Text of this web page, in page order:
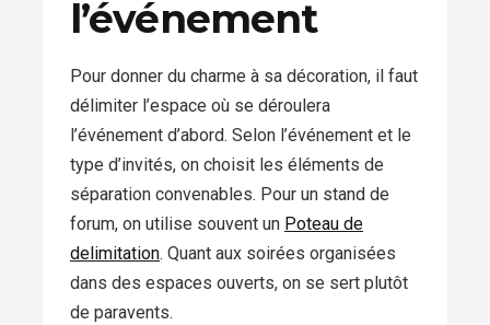
l’événement
Pour donner du charme à sa décoration, il faut
délimiter l’espace où se déroulera
l’événement d’abord. Selon l’événement et le
type d’invités, on choisit les éléments de
séparation convenables. Pour un stand de
forum, on utilise souvent un Poteau de
delimitation. Quant aux soirées organisées
dans des espaces ouverts, on se sert plutôt
de paravents.